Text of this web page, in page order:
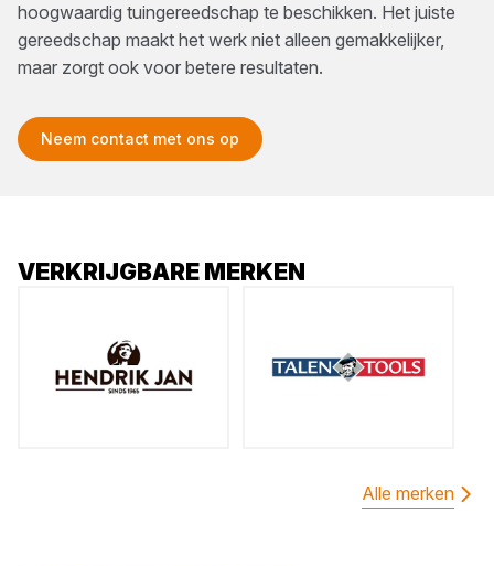
hoogwaardig tuingereedschap te beschikken. Het juiste
gereedschap maakt het werk niet alleen gemakkelijker,
maar zorgt ook voor betere resultaten.
Neem contact met ons op
VERKRIJGBARE MERKEN
Alle merken